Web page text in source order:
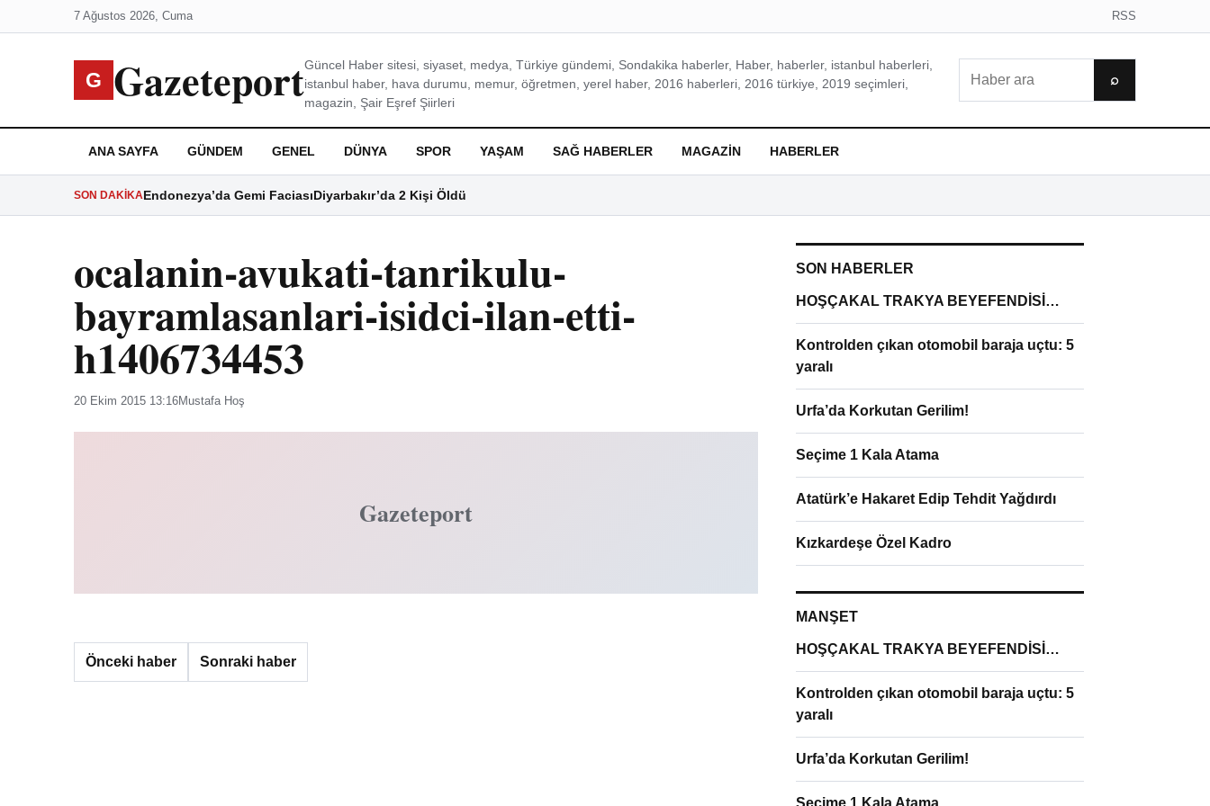
7 Ağustos 2026, Cuma RSS
G GazeteportGüncel Haber sitesi, siyaset, medya, Türkiye gündemi, Sondakika haberler, Haber, haberler, istanbul haberleri,
istanbul haber, hava durumu, memur, öğretmen, yerel haber, 2016 haberleri, 2016 türkiye, 2019 seçimleri,
magazin, Şair Eşref Şiirleri
⌕
ANA SAYFA GÜNDEM GENEL DÜNYA SPOR YAŞAM SAĞ HABERLER MAGAZIN HABERLER
SON DAKIKAEndonezya’da Gemi FaciasıDiyarbakır’da 2 Kişi Öldü
ocalanin-avukati-tanrikulu-
bayramlasanlari-isidci-ilan-etti-
h1406734453
20 Ekim 2015 13:16Mustafa Hoş
Gazeteport
Önceki haber Sonraki haber
SON HABERLER
HOŞÇAKAL TRAKYA BEYEFENDİSİ…
Kontrolden çıkan otomobil baraja uçtu: 5
yaralı
Urfa’da Korkutan Gerilim!
Seçime 1 Kala Atama
Atatürk’e Hakaret Edip Tehdit Yağdırdı
Kızkardeşe Özel Kadro
MANŞET
HOŞÇAKAL TRAKYA BEYEFENDİSİ…
Kontrolden çıkan otomobil baraja uçtu: 5
yaralı
Urfa’da Korkutan Gerilim!
Seçime 1 Kala Atama